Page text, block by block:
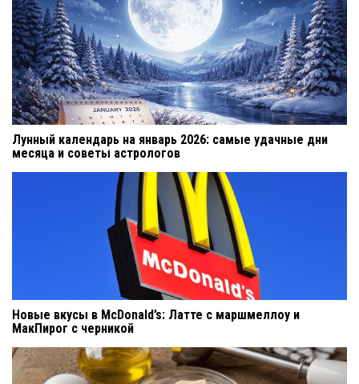
Лунный календарь на январь 2026: самые удачные дни
месяца и советы астрологов
Новые вкусы в McDonald’s: Латте с маршмеллоу и
МакПирог с черникой